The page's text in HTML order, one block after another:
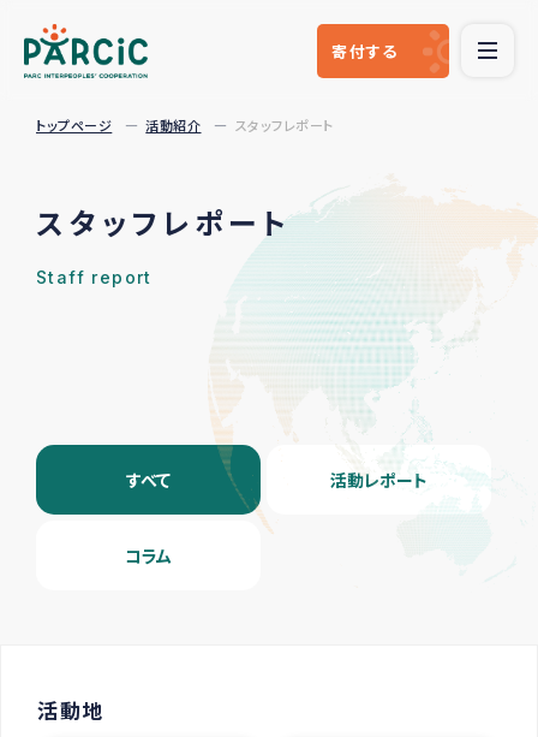
寄付する
トップページ 活動紹介 スタッフレポート
スタッフレポート
Staff report
すべて 活動レポート
コラム
活動地